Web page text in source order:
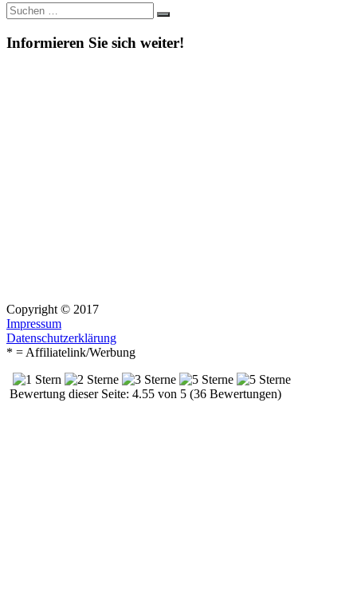
Suche
nach:
Suchen
Informieren Sie sich weiter!
Copyright © 2017
Impressum
Datenschutzerklärung
* = Affiliatelink/Werbung
Bewertung dieser Seite: 4.55 von 5 (36 Bewertungen)